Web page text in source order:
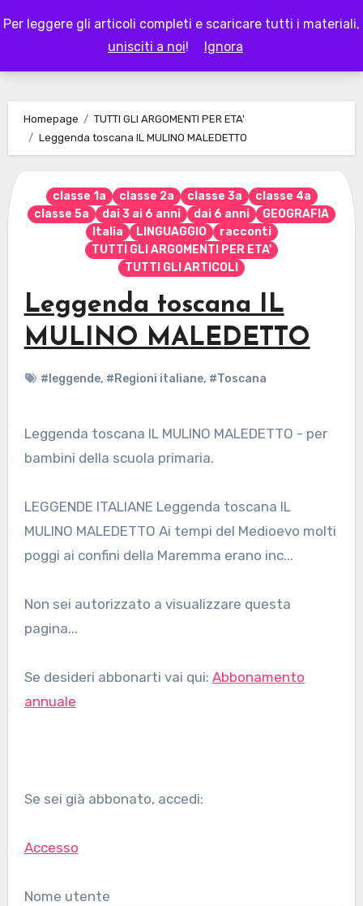
Per leggere gli articoli completi e scaricare tutti i materiali,
unisciti a noi! Ignora
to
LAPAPPADOLCE
Homepage
TUTTI GLI ARGOMENTI PER ETA'
Leggenda toscana IL MULINO MALEDETTO
classe 1a classe 2a classe 3a
classe 4a
classe 5a
dai 3 ai 6 anni dai 6 anni
GEOGRAFIA
Italia
LINGUAGGIO
racconti
TUTTI GLI ARGOMENTI PER ETA'
TUTTI GLI ARTICOLI
Leggenda toscana IL
MULINO MALEDETTO
#leggende, #Regioni italiane, #Toscana
Leggenda toscana IL MULINO MALEDETTO - per
bambini della scuola primaria.
LEGGENDE ITALIANE Leggenda toscana IL
MULINO MALEDETTO Ai tempi del Medioevo molti
poggi ai confini della Maremma erano inc...
Non sei autorizzato a visualizzare questa
pagina...
Se desideri abbonarti vai qui: Abbonamento
annuale
Se sei già abbonato, accedi:
Accesso
Nome utente